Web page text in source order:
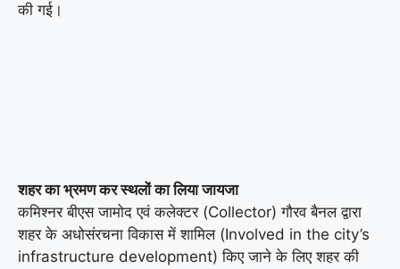
की गई।
शहर का भ्रमण कर स्थलों का लिया जायजा
कमिश्नर बीएस जामोद एवं कलेक्टर (Collector) गौरव बैनल द्वारा
शहर के अधोसंरचना विकास में शामिल (Involved in the city’s
infrastructure development) किए जाने के लिए शहर की